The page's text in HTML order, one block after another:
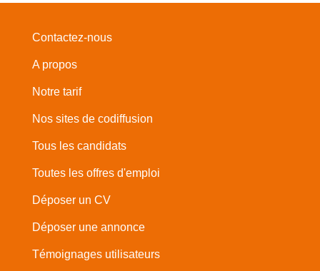
Contactez-nous
A propos
Notre tarif
Nos sites de codiffusion
Tous les candidats
Toutes les offres d'emploi
Déposer un CV
Déposer une annonce
Témoignages utilisateurs